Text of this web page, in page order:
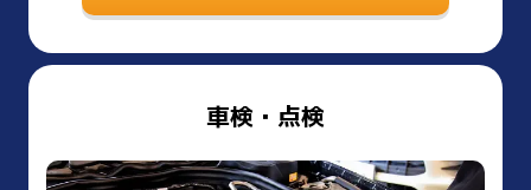
車検・点検